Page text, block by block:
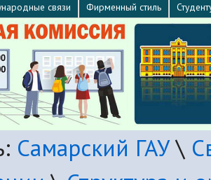
связи Фирменный стиль
Самарский ГАУ\